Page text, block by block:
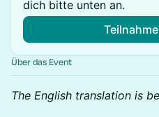
dich bitte unten an.
Über das Event
The English translation is